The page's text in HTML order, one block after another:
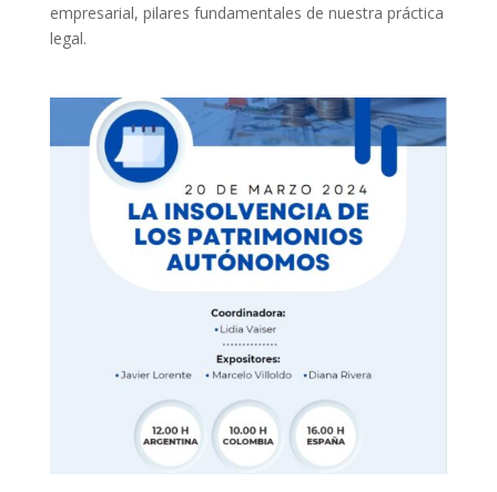
empresarial, pilares fundamentales de nuestra práctica
legal.